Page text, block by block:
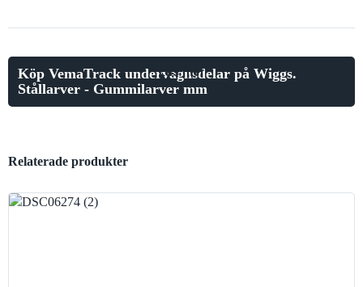
Läs mer
Köp VemaTrack undervagnsdelar på Wiggs.
Stållarver - Gummilarver mm
Relaterade produkter